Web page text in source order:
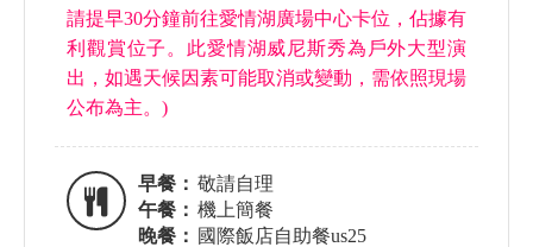
請提早30分鐘前往愛情湖廣場中心卡位，佔據有
利觀賞位子。此愛情湖威尼斯秀為戶外大型演
出，如遇天候因素可能取消或變動，需依照現場
公布為主。)
早餐： 敬請自理
午餐： 機上簡餐
晚餐： 國際飯店自助餐us25